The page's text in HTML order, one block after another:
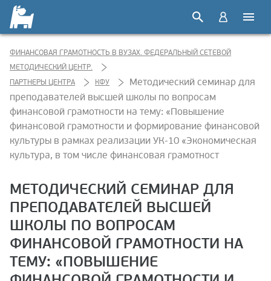
ФИНАНСОВАЯ ГРАМОТНОСТЬ В ВУЗАХ. ФЕДЕРАЛЬНЫЙ СЕТЕВОЙ
МЕТОДИЧЕСКИЙ ЦЕНТР.
ПАРТНЕРЫ ЦЕНТРА
КФУ
Методический семинар для
преподавателей высшей школы по вопросам
финансовой грамотности на тему: «Повышение
финансовой грамотности и формирование финансовой
культуры в рамках реализации УК-10 «Экономическая
культура, в том числе финансовая грамотност
МЕТОДИЧЕСКИЙ СЕМИНАР ДЛЯ
ПРЕПОДАВАТЕЛЕЙ ВЫСШЕЙ
ШКОЛЫ ПО ВОПРОСАМ
ФИНАНСОВОЙ ГРАМОТНОСТИ НА
ТЕМУ: «ПОВЫШЕНИЕ